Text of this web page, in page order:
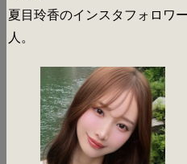
夏目玲香のインスタフォロワ
人。